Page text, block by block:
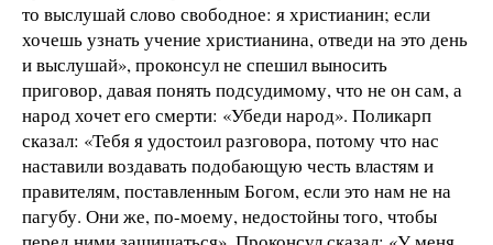
то выслушай слово свободное: я христианин; если
хочешь узнать учение христианина, отведи на это день
и выслушай», проконсул не спешил выносить
приговор, давая понять подсудимому, что не он сам, а
народ хочет его смерти: «Убеди народ». Поликарп
сказал: «Тебя я удостоил разговора, потому что нас
наставили воздавать подобающую честь властям и
правителям, поставленным Богом, если это нам не на
пагубу. Они же, по-моему, недостойны того, чтобы